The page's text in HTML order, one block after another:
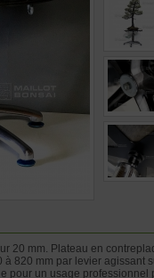
20 mm. Plateau en
820 mm par levier
pour un usage